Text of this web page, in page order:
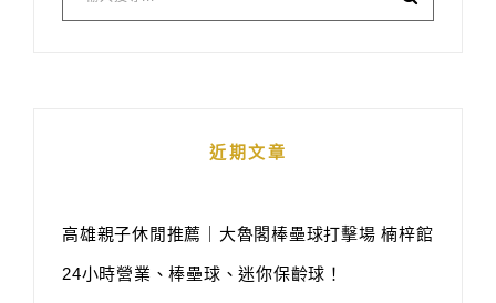
近期文章
高雄親子休閒推薦｜大魯閣棒壘球打擊場 楠梓館
24小時營業、棒壘球、迷你保齡球！